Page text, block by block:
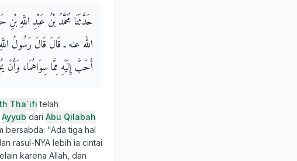
حَدَّثَنَا مُحَمَّدُ بْنُ عَبْدِ اللَّهِ
الله عنه ـ قَالَ قَالَ رَسُولُ
أَحَبَّ إِلَيْهِ مِمَّا سِوَاهُمَا، وَأَنْ
Tha`ifi telah
Ayyub dari Abu Qilabah
bersabda: "Ada tiga hal
rasul-NYA lebih ia cintai
karena Allah, dan